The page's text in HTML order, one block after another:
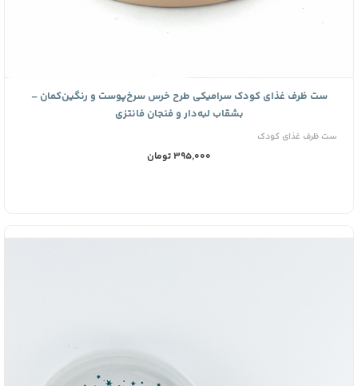
ست ظرف غذای کودک سرامیکی طرح خرس سرخ‌پوست و رنگین‌کمان –
بشقاب لبه‌دار و فنجان فانتزی
ست ظرف غذای کودک
395,000 تومان